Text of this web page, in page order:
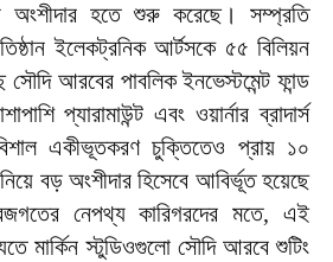
অংশীদার হতে শুরু করেছে। সম্প্রতি
ইলেকট্রনিক আর্টসকে ৫৫ বিলিয়ন
আরবের পাবলিক ইনভেস্টমেন্ট ফান্ড
প্যারামাউন্ট এবং ওয়ার্নার ব্রাদার্স
একীভূতকরণ চুক্তিতেও প্রায় ১০
বড় অংশীদার হিসেবে আবির্ভূত হয়েছে
নেপথ্য কারিগরদের মতে, এই
মার্কিন স্টুডিওগুলো সৌদি আরবে শুটিং